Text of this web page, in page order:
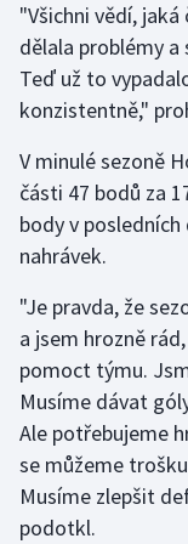
Olympijské hry
Parasport
Plavání
Plážový volejbal
Ragby
Rychlobruslení
Rychlostní
Short track
Sportovní
"Všichni vědí,
dělala problémy
Teď už to
konzistentně,"
V minulé sezoně
části 47 bodů za
body v
nahrávek.
"Je pravda, že
a jsem hrozně
pomoct týmu.
Musíme dávat
Ale potřebujeme
se můžeme
Musíme zlepšit
podotkl.